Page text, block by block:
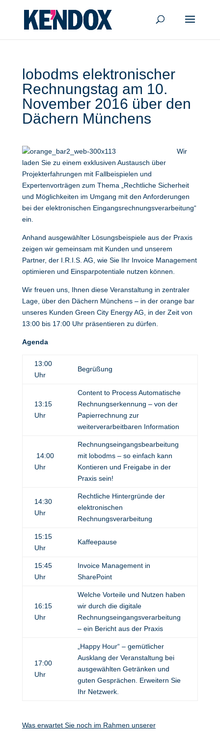
lobodms elektronischer
Rechnungstag am 10.
November 2016 über den
Dächern Münchens
Wir
laden Sie zu einem exklusiven Austausch über
Projekterfahrungen mit Fallbeispielen und
Expertenvorträgen zum Thema „Rechtliche Sicherheit
und Möglichkeiten im Umgang mit den Anforderungen
bei der elektronischen Eingangsrechnungsverarbeitung“
ein.
Anhand ausgewählter Lösungsbeispiele aus der Praxis
zeigen wir gemeinsam mit Kunden und unserem
Partner, der I.R.I.S. AG, wie Sie Ihr Invoice Management
optimieren und Einsparpotentiale nutzen können.
Wir freuen uns, Ihnen diese Veranstaltung in zentraler
Lage, über den Dächern Münchens – in der orange bar
unseres Kunden Green City Energy AG, in der Zeit von
13:00 bis 17:00 Uhr präsentieren zu dürfen.
Agenda
13:00
Uhr
Begrüßung
13:15
Uhr
Content to Process Automatische
Rechnungserkennung – von der
Papierrechnung zur
weiterverarbeitbaren Information
14:00
Uhr
Rechnungseingangsbearbeitung
mit lobodms – so einfach kann
Kontieren und Freigabe in der
Praxis sein!
14:30
Uhr
Rechtliche Hintergründe der
elektronischen
Rechnungsverarbeitung
15:15
Uhr
Kaffeepause
15:45
Uhr
Invoice Management in
SharePoint
16:15
Uhr
Welche Vorteile und Nutzen haben
wir durch die digitale
Rechnungseingangsverarbeitung
– ein Bericht aus der Praxis
17:00
Uhr
„Happy Hour“ – gemütlicher
Ausklang der Veranstaltung bei
ausgewählten Getränken und
guten Gesprächen. Erweitern Sie
Ihr Netzwerk.
Was erwartet Sie noch im Rahmen unserer